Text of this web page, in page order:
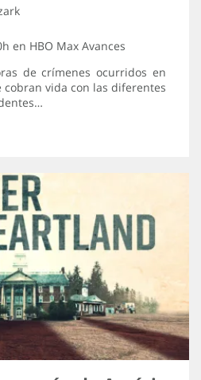
en HBO Max Avances
de crímenes ocurridos en
vida con las diferentes